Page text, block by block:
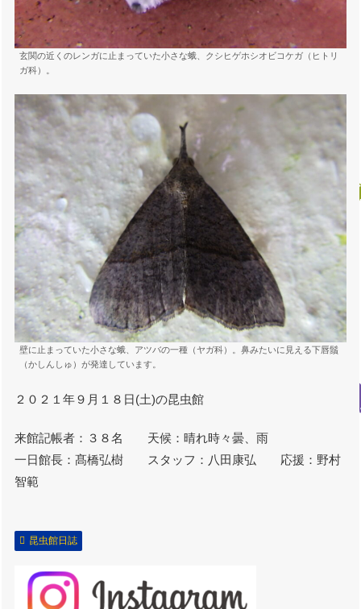
玄関の近くのレンガに止まっていた小さな蛾、クシヒゲホシオビコケガ（ヒトリ
ガ科）。
壁に止まっていた小さな蛾、アツバの一種（ヤガ科）。鼻みたいに見える下唇鬚
（かしんしゅ）が発達しています。
２０２１年９月１８日(土)の昆虫館
来館記帳者：３８名 天候：晴れ時々曇、雨
一日館長：髙橋弘樹 スタッフ：八田康弘 応援：野村
智範
昆虫館日誌